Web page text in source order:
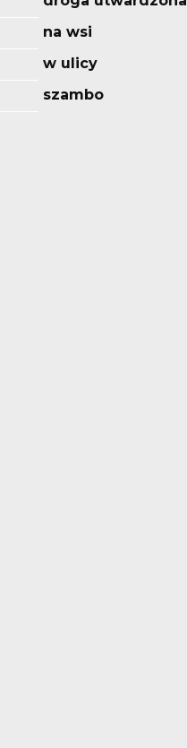
na wsi
w ulicy
szambo